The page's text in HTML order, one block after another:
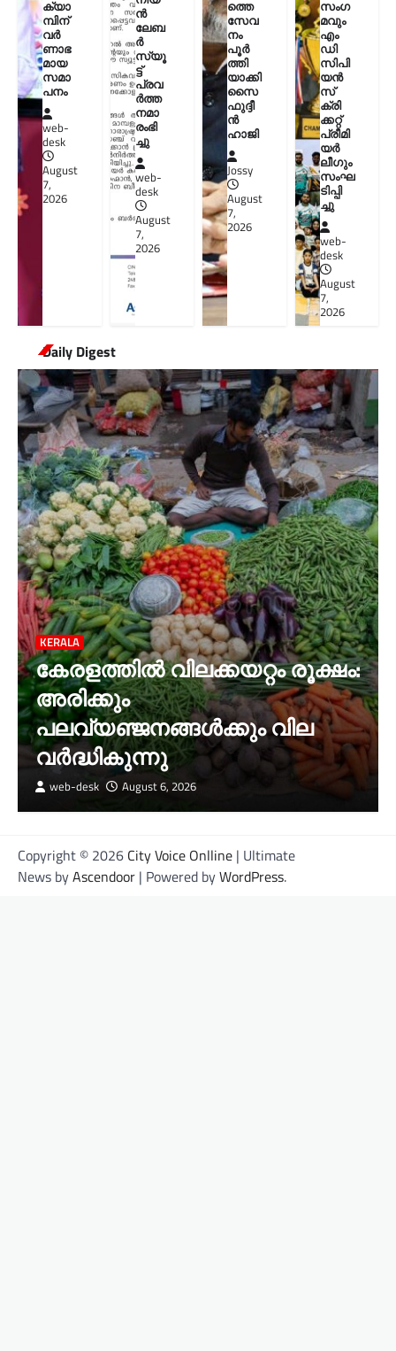
ക്യാ
മ്പിന്
വർ
ണാഭ
മായ
സമാ
പനം
web-
desk
August
7,
2026
ൻ
ലേബ
ർ
സ്യൂ
ട്ട്
പ്രവ
ർത്ത
നമാ
രംഭി
ച്ചു
web-
desk
August
7,
2026
ത്തെ
സേവ
നം
പൂർ
ത്തി
യാക്കി
സൈ
ഫുദ്ദീ
ൻ
ഹാജി
Jossy
August
7,
2026
സംഗ
മവും
എം
ഡി
സിപി
യൻ
സ്
ക്രി
ക്കറ്റ്
പ്രീമി
യർ
ലീഗും
സംഘ
ടിപ്പി
ച്ചു
web-
desk
August
7,
2026
Daily Digest
KERALA
കേരളത്തില്‍ വിലക്കയറ്റം രൂക്ഷം:
അരിക്കും
പലവ്യഞ്ജനങ്ങള്‍ക്കും വില
വർദ്ധികുന്നു
web-desk August 6, 2026
Copyright © 2026 City Voice Onlline | Ultimate
News byAscendoor | Powered byWordPress.